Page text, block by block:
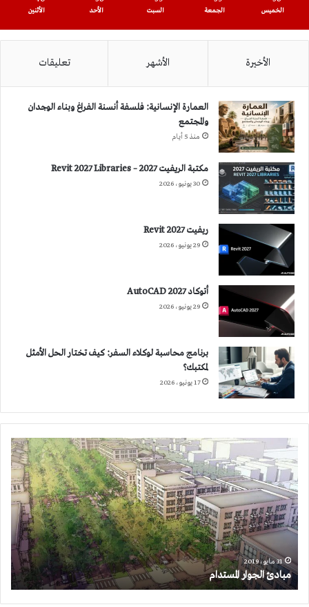
الخميس الجمعة السبت الأحد الأثنين
الأخيرة الأشهر تعليقات
العمارة الإنسانية: فلسفة أنسنة الفراغ وبناء الوجدان
والمجتمع
منذ 5 أيام
مكتبة الريفيت 2027 – Revit 2027 Libraries
30 يونيو، 2026
ريفيت 2027 Revit
29 يونيو، 2026
أتوكاد 2027 AutoCAD
29 يونيو، 2026
برنامج محاسبة لوكلاء السفر: كيف تختار الحل الأمثل
لمكتبك؟
17 يونيو، 2026
مبادئ
الجوار
المستدام
31 مايو، 2019
مبادئ الجوار المستدام